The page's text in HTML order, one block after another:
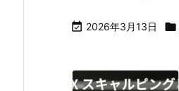
 2026年3月13日 